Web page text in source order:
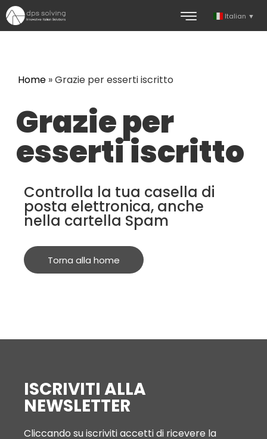
Italian ▼
Home »Grazie per esserti iscritto
Grazie per
esserti iscritto
Controlla la tua casella di
posta elettronica, anche
nella cartella Spam
Torna alla home
ISCRIVITI ALLA
NEWSLETTER
Cliccando su iscriviti accetti di ricevere la